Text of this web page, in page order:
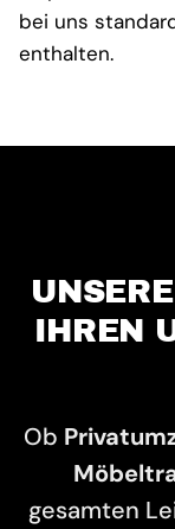
bei uns
enthalten.
UNSERE
IHREN
Ob
gesamten